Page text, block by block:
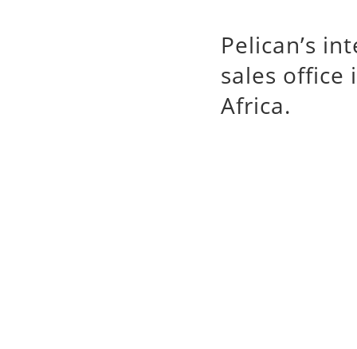
Pelican’s
sales office
Africa.